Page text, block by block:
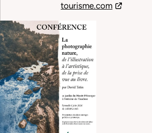
tourisme.com